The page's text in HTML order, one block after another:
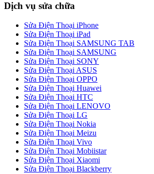
Dịch vụ sửa chữa
Sửa Điện Thoại iPhone
Sửa Điện Thoại iPad
Sửa Điện Thoại SAMSUNG TAB
Sửa Điện Thoại SAMSUNG
Sửa Điện Thoại SONY
Sửa Điện Thoại ASUS
Sửa Điện Thoại OPPO
Sửa Điện Thoại Huawei
Sửa Điện Thoại HTC
Sửa Điện Thoại LENOVO
Sửa Điện Thoại LG
Sửa Điện Thoại Nokia
Sửa Điện Thoại Meizu
Sửa Điện Thoại Vivo
Sửa Điện Thoại Mobiistar
Sửa Điện Thoại Xiaomi
Sửa Điện Thoại Blackberry